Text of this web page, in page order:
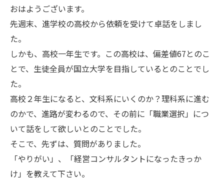
おはようございます。
先週末、進学校の高校から依頼を受けて卓話をしまし
た。
しかも、高校一年生です。この高校は、偏差値67とのこ
とで、生徒全員が国立大学を目指しているとのことでし
た。
高校２年生になると、文科系にいくのか？理科系に進む
のかで、進路が変わるので、その前に「職業選択」につ
いて話をして欲しいとのことでした。
そこで、先ずは、質問がありました。
「やりがい」、「経営コンサルタントになったきっか
け」を教えて下さい。